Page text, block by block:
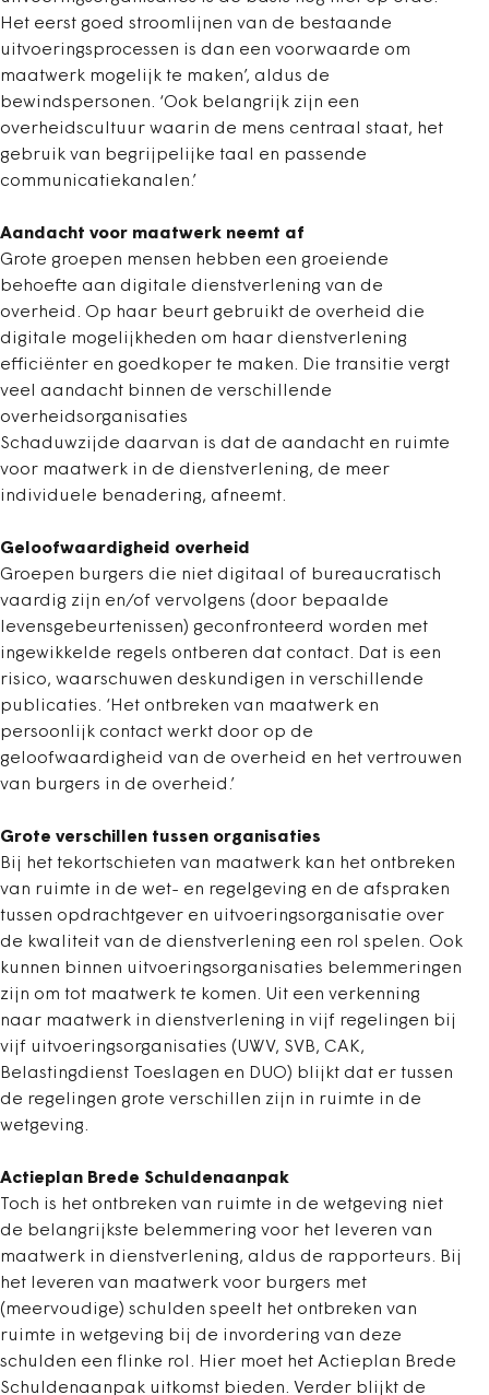
Het eerst goed stroomlijnen van de bestaande
uitvoeringsprocessen is dan een voorwaarde om
maatwerk mogelijk te maken’, aldus de
bewindspersonen. ‘Ook belangrijk zijn een
overheidscultuur waarin de mens centraal staat, het
gebruik van begrijpelijke taal en passende
communicatiekanalen.’
Aandacht voor maatwerk neemt af
Grote groepen mensen hebben een groeiende
behoefte aan digitale dienstverlening van de
overheid. Op haar beurt gebruikt de overheid die
digitale mogelijkheden om haar dienstverlening
efficiënter en goedkoper te maken. Die transitie vergt
veel aandacht binnen de verschillende
overheidsorganisaties
Schaduwzijde daarvan is dat de aandacht en ruimte
voor maatwerk in de dienstverlening, de meer
individuele benadering, afneemt.
Geloofwaardigheid overheid
Groepen burgers die niet digitaal of bureaucratisch
vaardig zijn en/of vervolgens (door bepaalde
levensgebeurtenissen) geconfronteerd worden met
ingewikkelde regels ontberen dat contact. Dat is een
risico, waarschuwen deskundigen in verschillende
publicaties. ‘Het ontbreken van maatwerk en
persoonlijk contact werkt door op de
geloofwaardigheid van de overheid en het vertrouwen
van burgers in de overheid.’
Grote verschillen tussen organisaties
Bij het tekortschieten van maatwerk kan het ontbreken
van ruimte in de wet- en regelgeving en de afspraken
tussen opdrachtgever en uitvoeringsorganisatie over
de kwaliteit van de dienstverlening een rol spelen. Ook
kunnen binnen uitvoeringsorganisaties belemmeringen
zijn om tot maatwerk te komen. Uit een verkenning
naar maatwerk in dienstverlening in vijf regelingen bij
vijf uitvoeringsorganisaties (UWV, SVB, CAK,
Belastingdienst Toeslagen en DUO) blijkt dat er tussen
de regelingen grote verschillen zijn in ruimte in de
wetgeving.
Actieplan Brede Schuldenaanpak
Toch is het ontbreken van ruimte in de wetgeving niet
de belangrijkste belemmering voor het leveren van
maatwerk in dienstverlening, aldus de rapporteurs. Bij
het leveren van maatwerk voor burgers met
(meervoudige) schulden speelt het ontbreken van
ruimte in wetgeving bij de invordering van deze
schulden een flinke rol. Hier moet het Actieplan Brede
Schuldenaanpak uitkomst bieden. Verder blijkt de